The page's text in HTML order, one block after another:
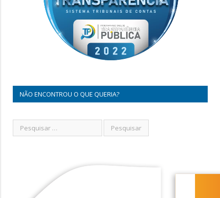
NÃO ENCONTROU O QUE QUERIA?